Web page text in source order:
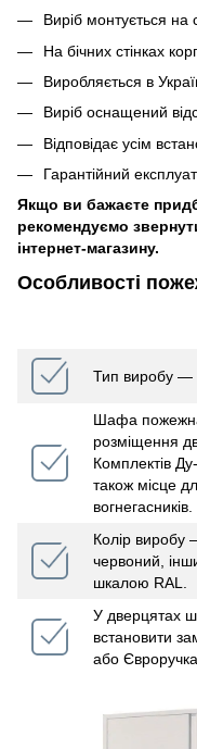
Виріб монтується на
На бічних стінках
Виробляється в
Виріб оснащений
Відповідає усім
Гарантійний
Якщо ви бажаєте
рекомендуємо
інтернет-магазину.
Особливості
Тип виробу ―
Шафа
розміщення
Комплектів
також місце
вогнегасників.
Колір виробу
червоний,
шкалою RAL.
У дверцятах
встановити
або Євроручка.